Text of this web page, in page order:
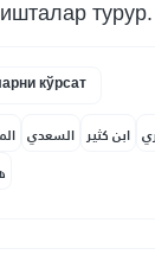
турур.
кўрсат
السعدي ابن كثير